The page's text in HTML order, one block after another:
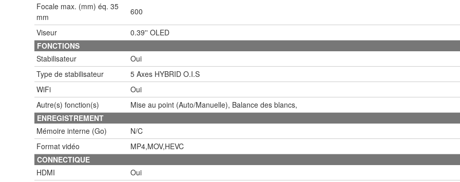
Focale max. (mm) éq. 35
mm
600
Viseur
0.39'' OLED
FONCTIONS
Stabilisateur
Oui
Type de stabilisateur
5 Axes HYBRID O.I.S
WiFi
Oui
Autre(s) fonction(s)
Mise au point (Auto/Manuelle), Balance des blancs,
ENREGISTREMENT
Mémoire interne (Go)
N/C
Format vidéo
MP4,MOV,HEVC
CONNECTIQUE
HDMI
Oui